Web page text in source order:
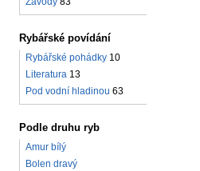
Rybářské povídání
Rybářské pohádky 10
Literatura 13
Pod vodní hladinou 63
Podle druhu ryb
Amur bílý
Bolen dravý